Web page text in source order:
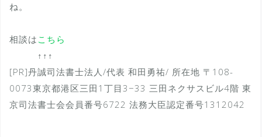
ね。
相談は こちら
↑↑↑
[PR]丹誠司法書士法人/代表 和田勇祐/ 所在地 〒108-
0073東京都港区三田1丁目3−33 三田ネクサスビル4階 東
京司法書士会会員番号6722 法務大臣認定番号1312042